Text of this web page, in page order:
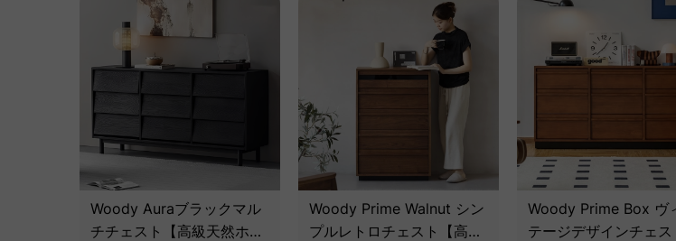
Woody Auraブラックマル
チチェスト【高級天然ホワ
Woody Prime Walnut シン
プルレトロチェスト【高級
Woody Prime Box ヴ
テージデザインチェス